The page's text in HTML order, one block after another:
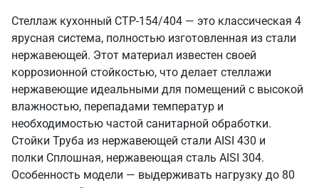
Стеллаж кухонный СТР-154/404 — это классическая 4
ярусная система, полностью изготовленная из стали
нержавеющей. Этот материал известен своей
коррозионной стойкостью, что делает стеллажи
нержавеющие идеальными для помещений с высокой
влажностью, перепадами температур и
необходимостью частой санитарной обработки.
Стойки Труба из нержавеющей стали AISI 430 и
полки Сплошная, нержавеющая сталь AISI 304.
Особенность модели — выдерживать нагрузку до 80